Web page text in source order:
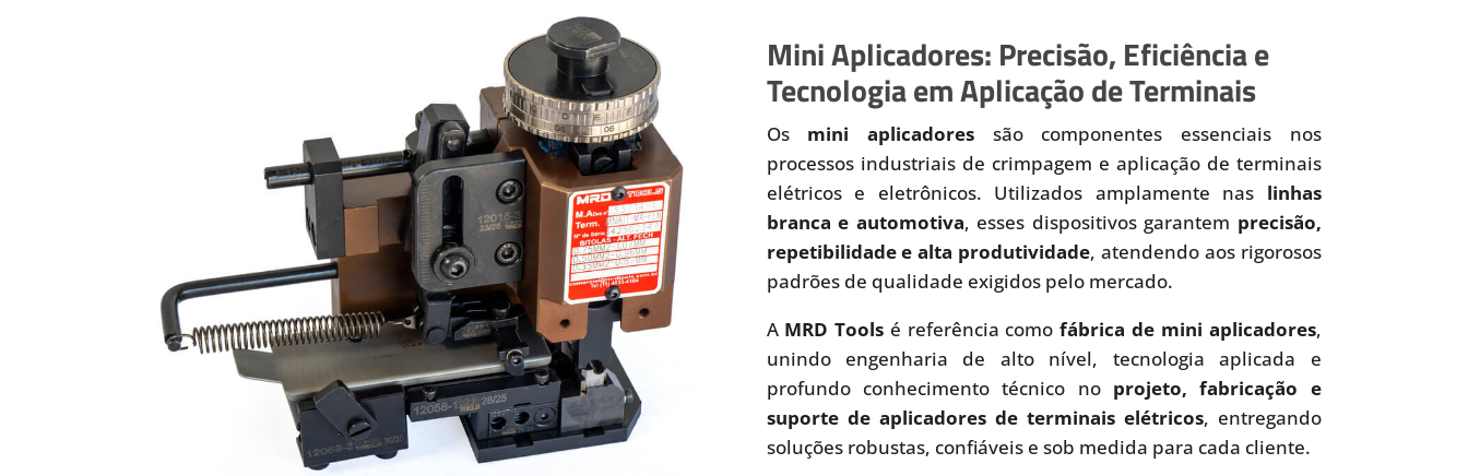
Mini Aplicadores: Precisão, Eficiência e
Tecnologia em Aplicação de Terminais
Os mini aplicadoressão componentes essenciais nos
processos industriais de crimpagem e aplicação de terminais
elétricos e eletrônicos. Utilizados amplamente nas linhas
branca e automotiva, esses dispositivos garantem precisão,
repetibilidade e alta produtividade, atendendo aos rigorosos
padrões de qualidade exigidos pelo mercado.
A MRD Tools é referência comofábrica de mini aplicadores,
unindo engenharia de alto nível, tecnologia aplicada e
profundo conhecimento técnico no projeto, fabricação e
suporte de aplicadores de terminais elétricos, entregando
soluções robustas, confiáveis e sob medida para cada cliente.